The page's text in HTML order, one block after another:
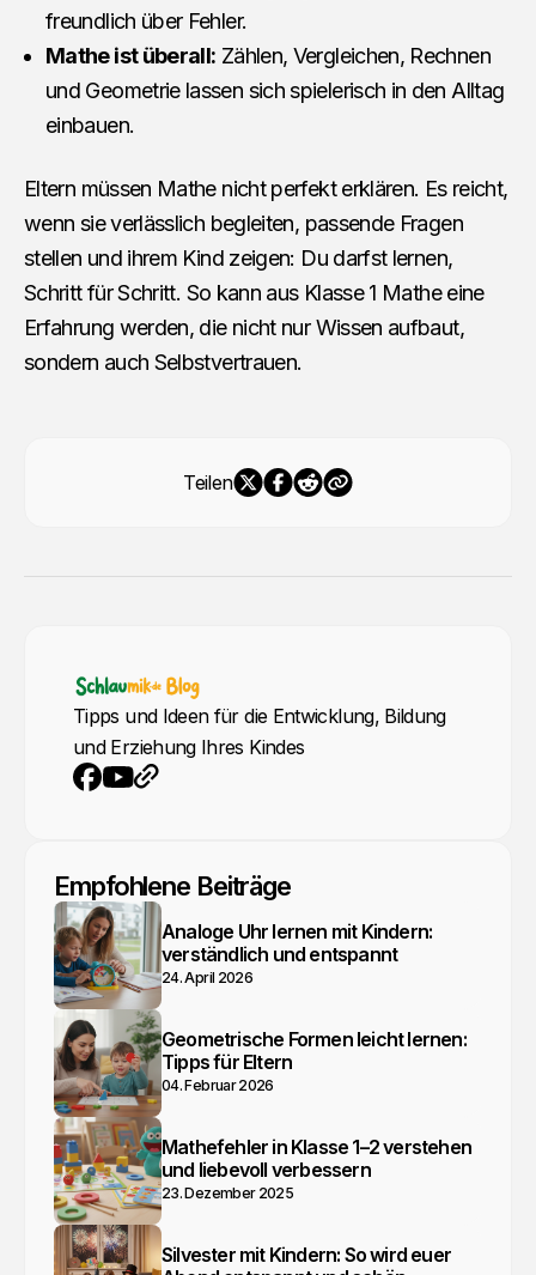
freundlich über Fehler.
Mathe ist überall: Zählen, Vergleichen, Rechnen
und Geometrie lassen sich spielerisch in den Alltag
einbauen.
Eltern müssen Mathe nicht perfekt erklären. Es reicht,
wenn sie verlässlich begleiten, passende Fragen
stellen und ihrem Kind zeigen: Du darfst lernen,
Schritt für Schritt. So kann aus Klasse 1 Mathe eine
Erfahrung werden, die nicht nur Wissen aufbaut,
sondern auch Selbstvertrauen.
Teilen
Tipps und Ideen für die Entwicklung, Bildung
und Erziehung Ihres Kindes
Empfohlene Beiträge
Analoge Uhr lernen mit Kindern:
verständlich und entspannt
24. April 2026
Geometrische Formen leicht lernen:
Tipps für Eltern
04. Februar 2026
Mathefehler in Klasse 1–2 verstehen
und liebevoll verbessern
23. Dezember 2025
Silvester mit Kindern: So wird euer